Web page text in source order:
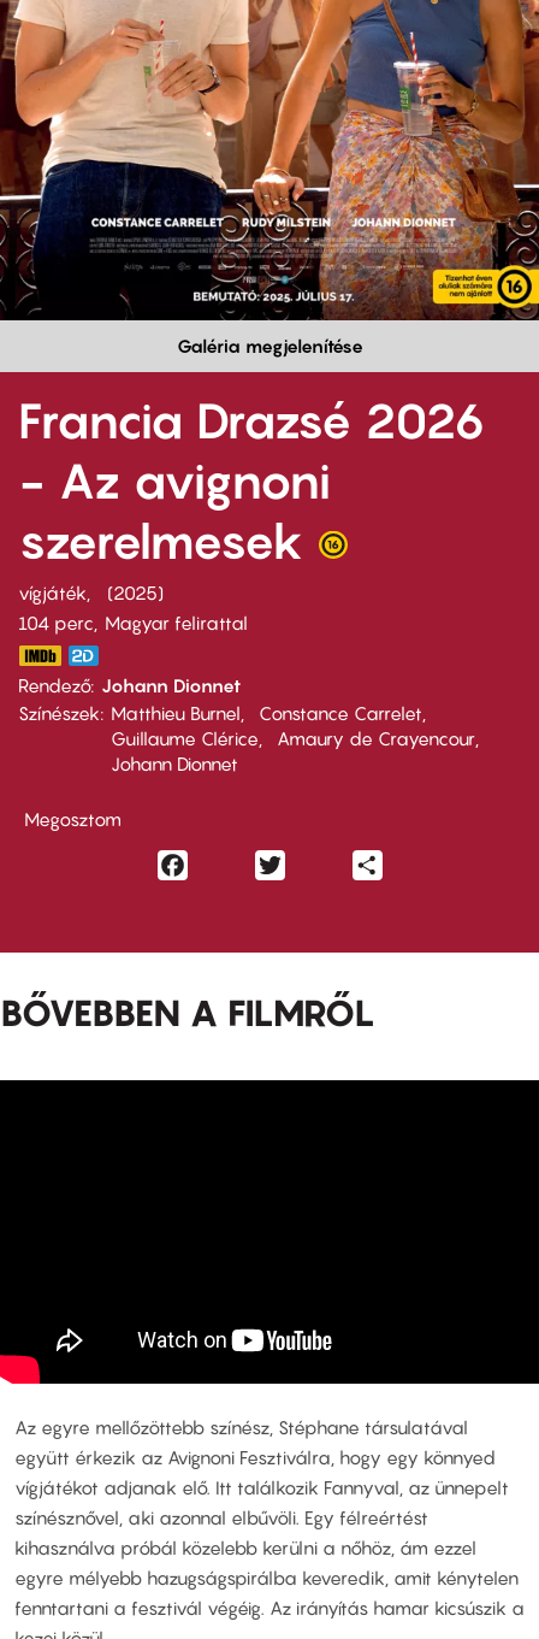
Galéria megjelenítése
Francia Drazsé 2026
- Az avignoni
szerelmesek
vígjáték
2025
104 perc,
Magyar felirattal
Rendező Johann Dionnet
Színészek
Matthieu Burnel
Constance Carrelet
Guillaume Clérice
Amaury de Crayencour
Johann Dionnet
Megosztom
Facebook
BŐVEBBEN A FILMRŐL
Az egyre mellőzöttebb színész, Stéphane társulatával
együtt érkezik az Avignoni Fesztiválra, hogy egy könnyed
vígjátékot adjanak elő. Itt találkozik Fannyval, az ünnepelt
színésznővel, aki azonnal elbűvöli. Egy félreértést
kihasználva próbál közelebb kerülni a nőhöz, ám ezzel
egyre mélyebb hazugságspirálba keveredik, amit kénytelen
fenntartani a fesztivál végéig. Az irányítás hamar kicsúszik a